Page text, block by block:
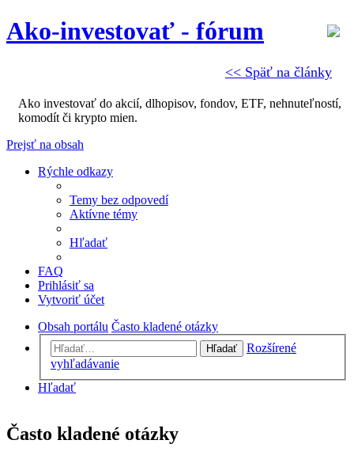
<< Späť na články
Ako-investovať - fórum
Ako investovať do akcií, dlhopisov, fondov, ETF, nehnuteľností,
komodít či krypto mien.
Prejsť na obsah
Rýchle odkazy
Temy bez odpovedí
Aktívne témy
Hľadať
FAQ
Prihlásiť sa
Vytvoriť účet
Obsah portálu Často kladené otázky
Hľadať
Rozšírené
vyhľadávanie
Hľadať
Často kladené otázky